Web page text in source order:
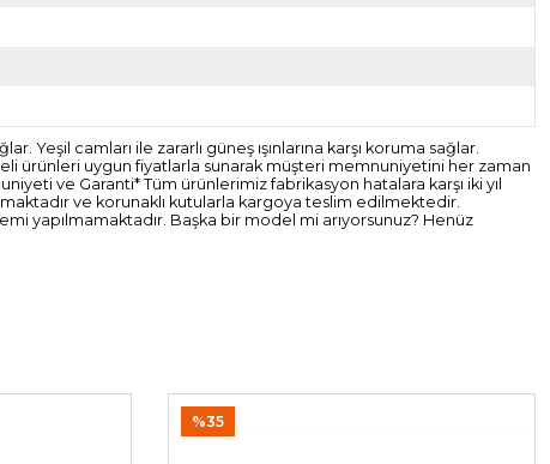
camları ile zararlı güneş ışınlarına karşı koruma sağlar.
ürünleri uygun fiyatlarla sunarak müşteri memnuniyetini her zaman
ve Garanti* Tüm ürünlerimiz fabrikasyon hatalara karşı iki yıl
ve korunaklı kutularla kargoya teslim edilmektedir.
yapılmamaktadır. Başka bir model mi arıyorsunuz? Henüz
%35